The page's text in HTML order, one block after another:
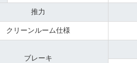
推力
クリーンルーム仕様
ブレーキ